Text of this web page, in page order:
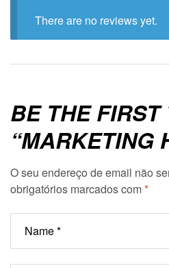
There are no reviews yet.
BE THE FIRST
“MARKETING
O seu endereço de email não
obrigatórios marcados com*